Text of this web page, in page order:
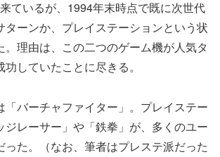
ているが、1994年末時点で既に次世代
ターンか、プレイステーションという状
。理由は、この二つのゲーム機が人気タ
していたことに尽きる。
「バーチャファイター」。プレイステー
ジレーサー」や「鉄拳」が、多くのユー
った。（なお、筆者はプレステ派だった